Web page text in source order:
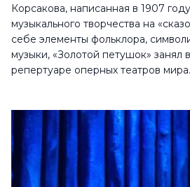
Корсакова, написанная в 1907
музыкального творчества на
себе элементы фольклора,
музыки, «Золотой петушок» занял
репертуаре оперных театров мира.